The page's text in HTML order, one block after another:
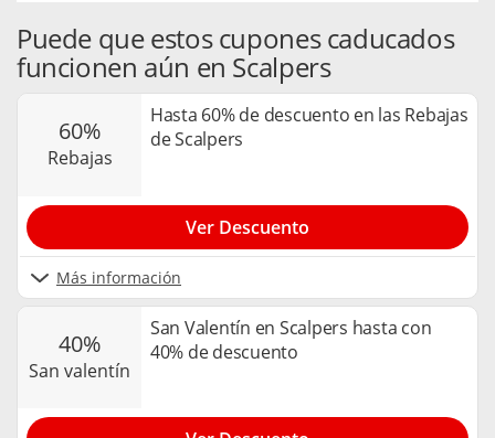
Puede que estos cupones caducados
funcionen aún en Scalpers
60%
rebajas
Hasta 60% de descuento en las Rebajas
de Scalpers
Más información
Ver Descuento
40%
san valentín
San Valentín en Scalpers hasta con
40% de descuento